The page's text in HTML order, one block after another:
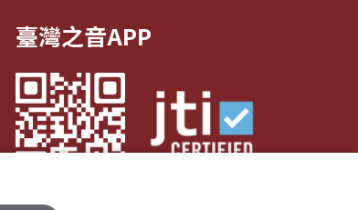
臺灣之音APP